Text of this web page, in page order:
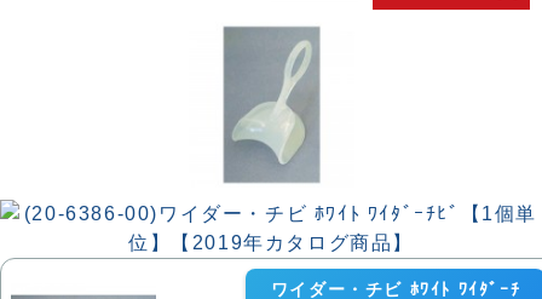
ワイダー・チビ ﾎﾜｲﾄ ﾜｲﾀﾞｰﾁ